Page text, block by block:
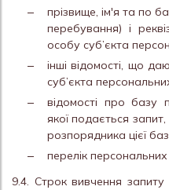
прізвище, ім'я та по
перебування) і
особу суб’єкта
інші відомості, що
суб’єкта
відомості про базу
якої подається
розпорядника цієї
перелік
9.4. Строк вивчення